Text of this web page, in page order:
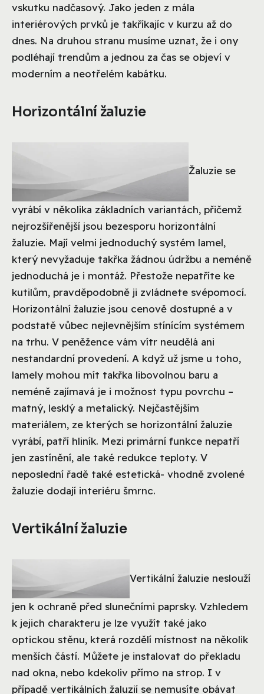
vskutku nadčasový. Jako jeden z mála
interiérových prvků je takříkajíc v kurzu až do
dnes. Na druhou stranu musíme uznat, že i ony
podléhají trendům a jednou za čas se objeví v
moderním a neotřelém kabátku.
Horizontální žaluzie
Žaluzie se
vyrábí v několika základních variantách, přičemž
nejrozšířenější jsou bezesporu horizontální
žaluzie. Mají velmi jednoduchý systém lamel,
který nevyžaduje takřka žádnou údržbu a neméně
jednoduchá je i montáž. Přestože nepatříte ke
kutilům, pravděpodobně ji zvládnete svépomocí.
Horizontální žaluzie jsou cenově dostupné a v
podstatě vůbec nejlevnějším stínícím systémem
na trhu. V peněžence vám vítr neudělá ani
nestandardní provedení. A když už jsme u toho,
lamely mohou mít takřka libovolnou baru a
neméně zajímavá je i možnost typu povrchu –
matný, lesklý a metalický. Nejčastějším
materiálem, ze kterých se horizontální žaluzie
vyrábí, patří hliník. Mezi primární funkce nepatří
jen zastínění, ale také redukce teploty. V
neposlední řadě také estetická- vhodně zvolené
žaluzie dodají interiéru šmrnc.
Vertikální žaluzie
Vertikální žaluzie neslouží
jen k ochraně před slunečními paprsky. Vzhledem
k jejich charakteru je lze využít také jako
optickou stěnu, která rozdělí místnost na několik
menších částí. Můžete je instalovat do překladu
nad okna, nebo kdekoliv přímo na strop. I v
případě vertikálních žaluzií se nemusíte obávat